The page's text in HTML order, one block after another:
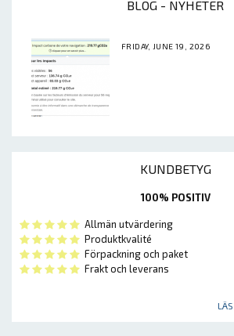
BLOG - NYHETER
FRIDAY, JUNE 19, 2026
KUNDBETYG
100% POSITIV
Allmän utvärdering
Produktkvalité
Förpackning och paket
Frakt och leverans